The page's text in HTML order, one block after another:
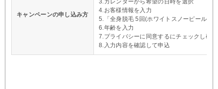
キャンペーンの申し込み方
4.お客様情報を入力
5.「全身脱毛 5回(ホワイトスノーピール付
6.年齢を入力
7.プライバシーに同意するにチェックし確
8.入力内容を確認して申込